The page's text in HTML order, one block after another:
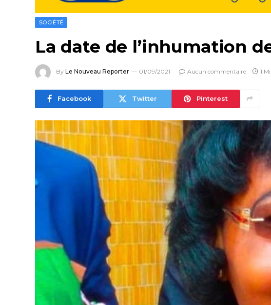
SOCIÉTÉ
La date de l’inhumation
By Le Nouveau Reporter 01/09/2021 Aucun commentaire 1
Facebook Twitter Pinterest